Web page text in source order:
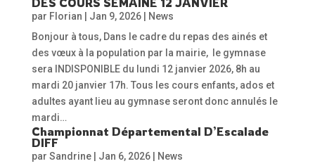
DES COURS SEMAINE 12 JANVIER
par Florian Jan 9, 2026|
News
Bonjour à tous, Dans le cadre du repas des ainés et
des vœux à la population par la mairie, le gymnase
sera INDISPONIBLE du lundi 12 janvier 2026, 8h au
mardi 20 janvier 17h. Tous les cours enfants, ados et
adultes ayant lieu au gymnase seront donc annulés le
mardi…
Championnat Départemental D’Escalade
DIFF
par Sandrine| Jan 6, 2026|
News